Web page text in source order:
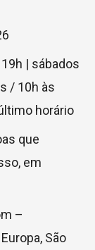
| sábados
/ 10h às
horário
que
em
–
São